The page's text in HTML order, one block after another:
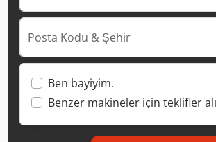
Posta Kodu & Şehir
Ben bayiyim.
Benzer makineler için teklifler